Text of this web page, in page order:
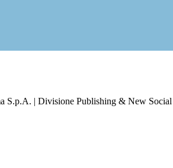
S.p.A. | Divisione Publishing & New